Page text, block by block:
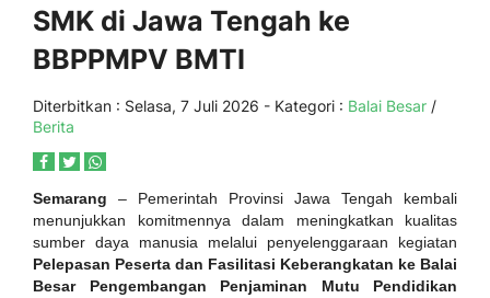
SMK di Jawa Tengah ke
BBPPMPV BMTI
Diterbitkan : Selasa, 7 Juli 2026 - Kategori : Balai Besar /
Berita
Semarang – Pemerintah Provinsi Jawa Tengah kembali
menunjukkan komitmennya dalam meningkatkan kualitas
sumber daya manusia melalui penyelenggaraan kegiatan
Pelepasan Peserta dan Fasilitasi Keberangkatan ke Balai
Besar Pengembangan Penjaminan Mutu Pendidikan